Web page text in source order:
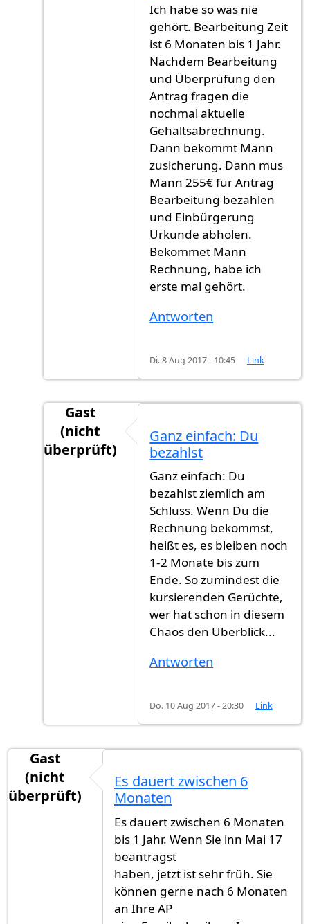
Ich habe so was nie
gehört. Bearbeitung Zeit
ist 6 Monaten bis 1 Jahr.
Nachdem Bearbeitung
und Überprüfung den
Antrag fragen die
nochmal aktuelle
Gehaltsabrechnung.
Dann bekommt Mann
zusicherung. Dann mus
Mann 255€ für Antrag
Bearbeitung bezahlen
und Einbürgerung
Urkunde abholen.
Bekommet Mann
Rechnung, habe ich
erste mal gehört.
Antworten
Di. 8 Aug 2017 - 10:45 Link
Gast
(nicht
überprüft)
Ich habe meine Antrag am Juni
Ganz einfach: Du
bezahlst
Ganz einfach: Du
bezahlst ziemlich am
Schluss. Wenn Du die
Rechnung bekommst,
heißt es, es bleiben noch
1-2 Monate bis zum
Ende. So zumindest die
kursierenden Gerüchte,
wer hat schon in diesem
Chaos den Überblick...
Antworten
Do. 10 Aug 2017 - 20:30 Link
Gast
(nicht
überprüft)
Es dauert zwischen 6
Monaten
Es dauert zwischen 6 Monaten
bis 1 Jahr. Wenn Sie inn Mai 17
beantragst
haben, jetzt ist sehr früh. Sie
können gerne nach 6 Monaten
an Ihre AP